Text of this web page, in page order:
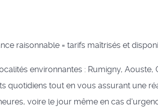
raisonnable = tarifs maîtrisés et
environnantes : Rumigny, Aouste,
tout en vous assurant une
voire le jour même en cas